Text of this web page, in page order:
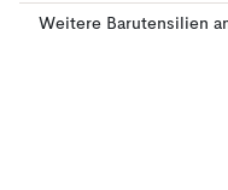
Weitere Barutensilien